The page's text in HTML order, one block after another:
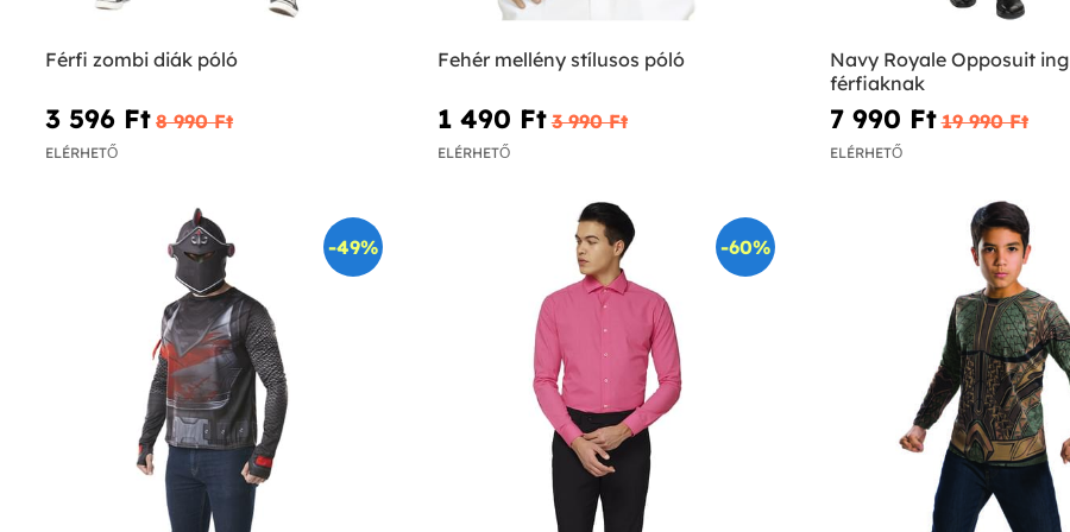
Férfi zombi diák póló
3 596 Ft‎ 8 990 Ft‎
ELÉRHETŐ
Fehér mellény stílusos póló
1 490 Ft‎ 3 990 Ft‎
ELÉRHETŐ
Navy Royale Opposuit ing
férfiaknak
7 990 Ft‎ 19 990 Ft‎
ELÉRHETŐ
-49% -60%